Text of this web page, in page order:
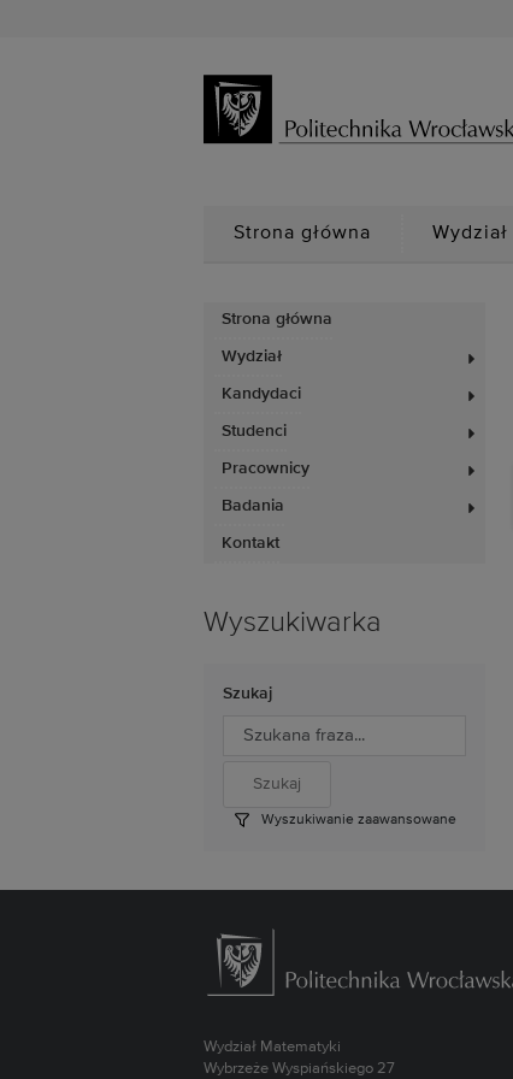
Strona główna Wydział
Strona główna
Wydział
Kandydaci
Studenci
Pracownicy
Badania
Kontakt
Wyszukiwarka
Szukaj
Wyszukiwanie zaawansowane
Wydział Matematyki
Wybrzeże Wyspiańskiego 27